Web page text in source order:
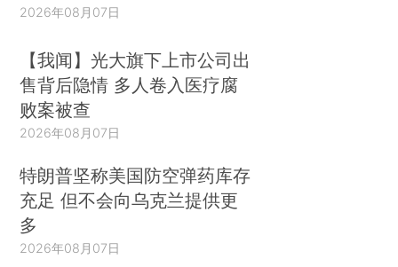
2026年08月07日
【我闻】光大旗下上市公司出
售背后隐情 多人卷入医疗腐
败案被查
2026年08月07日
特朗普坚称美国防空弹药库存
充足 但不会向乌克兰提供更
多
2026年08月07日